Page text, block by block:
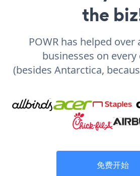
the
POWR has helped
businesses on
(besides Antarctica,
免费开始